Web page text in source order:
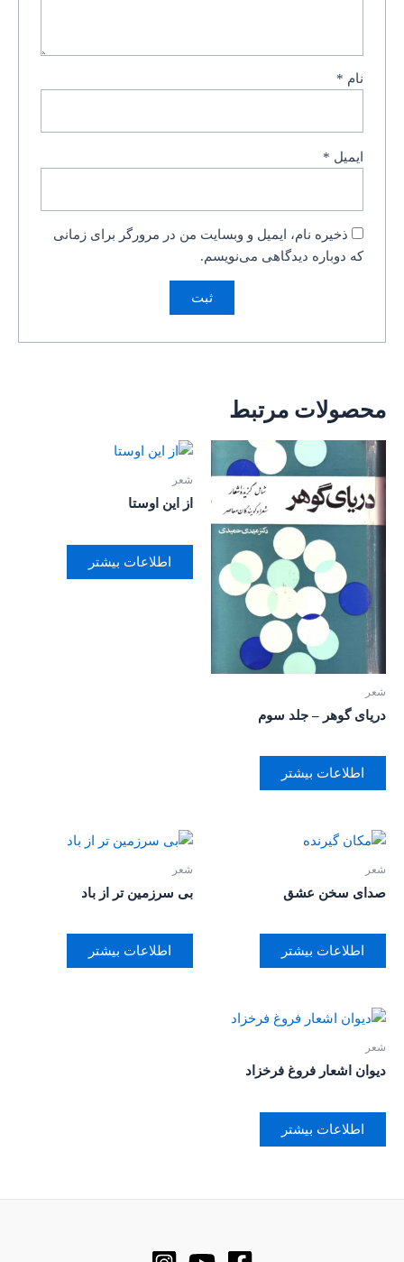
نام *
ایمیل *
ذخیره نام، ایمیل و وبسایت من در مرورگر برای زمانی
که دوباره دیدگاهی می‌نویسم.
محصولات مرتبط
شعر
دریای گوهر – جلد سوم
اطلاعات بیشتر
شعر
از این اوستا
اطلاعات بیشتر
شعر
صدای سخن عشق
اطلاعات بیشتر
شعر
بی سرزمین تر از باد
اطلاعات بیشتر
شعر
دیوان اشعار فروغ فرخزاد
اطلاعات بیشتر